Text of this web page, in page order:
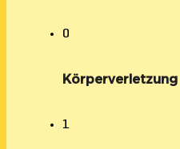
0
Körperverletzung
1